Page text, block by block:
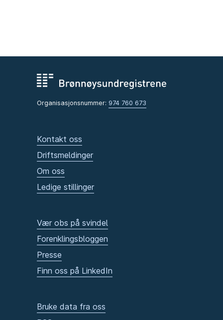
Organisasjonsnummer: 974 760 673
Kontakt oss
Driftsmeldinger
Om oss
Ledige stillinger
Vær obs på svindel
Forenklingsbloggen
Presse
Finn oss på LinkedIn
Bruke data fra oss